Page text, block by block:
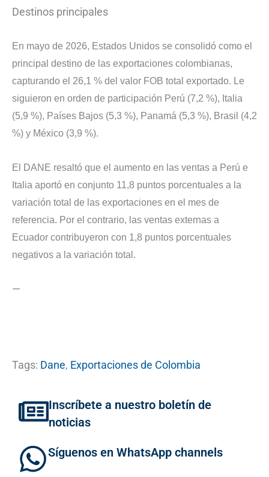
Destinos principales
En mayo de 2026, Estados Unidos se consolidó como el
principal destino de las exportaciones colombianas,
capturando el 26,1 % del valor FOB total exportado. Le
siguieron en orden de participación Perú (7,2 %), Italia
(5,9 %), Países Bajos (5,3 %), Panamá (5,3 %), Brasil (4,2
%) y México (3,9 %).
El DANE resaltó que el aumento en las ventas a Perú e
Italia aportó en conjunto 11,8 puntos porcentuales a la
variación total de las exportaciones en el mes de
referencia. Por el contrario, las ventas externas a
Ecuador contribuyeron con 1,8 puntos porcentuales
negativos a la variación total.
—
Tags: Dane, Exportaciones de Colombia
Inscríbete a nuestro boletín de
noticias
Síguenos en WhatsApp channels